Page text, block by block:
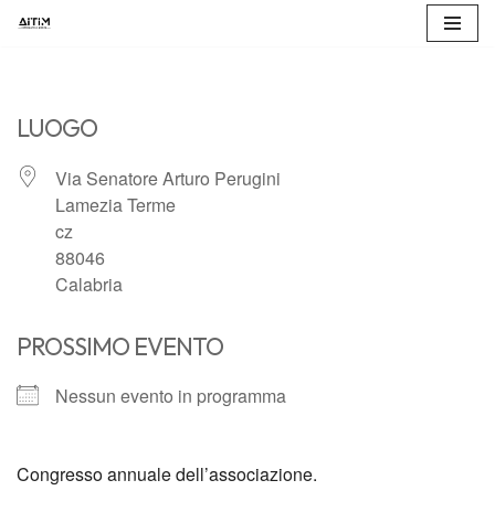
contenuto
LUOGO
Via Senatore Arturo Perugini
Lamezia Terme
cz
88046
Calabria
PROSSIMO EVENTO
Nessun evento in programma
Congresso annuale dell’associazione.